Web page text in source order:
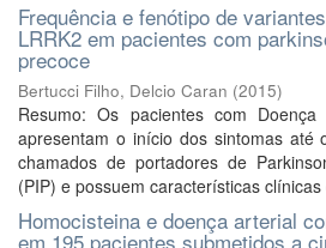
Frequência e fenótipo de
LRRK2 em pacientes com
precoce
Bertucci Filho, Delcio Caran (2015)
Resumo: Os pacientes com
apresentam o início dos sintomas até
chamados de portadores de
(PIP) e possuem características
Homocisteina e doença arterial
em 195 pacientes submetidos a